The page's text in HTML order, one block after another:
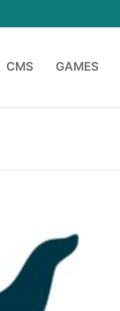
CMS GAMES